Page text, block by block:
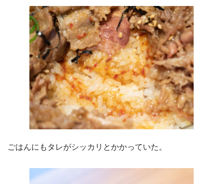
ごはんにもタレがシッカリとかかっていた。